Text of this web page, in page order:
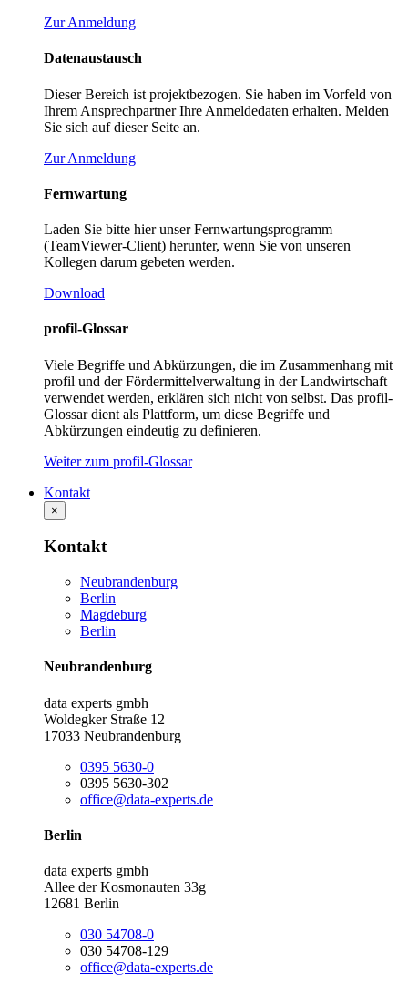
Zur Anmeldung
Datenaustausch
Dieser Bereich ist projektbezogen. Sie haben im Vorfeld von
Ihrem Ansprechpartner Ihre Anmeldedaten erhalten. Melden
Sie sich auf dieser Seite an.
Zur Anmeldung
Fernwartung
Laden Sie bitte hier unser Fernwartungsprogramm
(TeamViewer-Client) herunter, wenn Sie von unseren
Kollegen darum gebeten werden.
Download
profil-Glossar
Viele Begriffe und Abkürzungen, die im Zusammenhang mit
profil und der Fördermittelverwaltung in der Landwirtschaft
verwendet werden, erklären sich nicht von selbst. Das profil-
Glossar dient als Plattform, um diese Begriffe und
Abkürzungen eindeutig zu definieren.
Weiter zum profil-Glossar
Kontakt
×
Kontakt
Neubrandenburg
Berlin
Magdeburg
Berlin
Neubrandenburg
data experts gmbh
Woldegker Straße 12
17033 Neubrandenburg
0395 5630-0
0395 5630-302
office@data-experts.de
Berlin
data experts gmbh
Allee der Kosmonauten 33g
12681 Berlin
030 54708-0
030 54708-129
office@data-experts.de